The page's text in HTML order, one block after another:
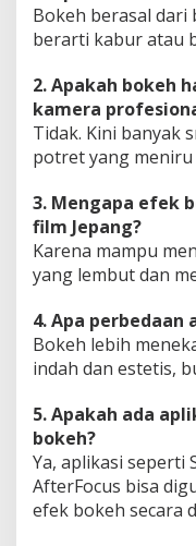
Bokeh berasal dari
berarti kabur atau
2. Apakah bokeh
kamera
Tidak. Kini banyak
potret yang
3. Mengapa efek
film Jepang?
Karena mampu
yang lembut dan
4. Apa perbedaan
Bokeh lebih
indah dan estetis,
5. Apakah ada
bokeh?
Ya, aplikasi seperti
AfterFocus bisa
efek bokeh secara